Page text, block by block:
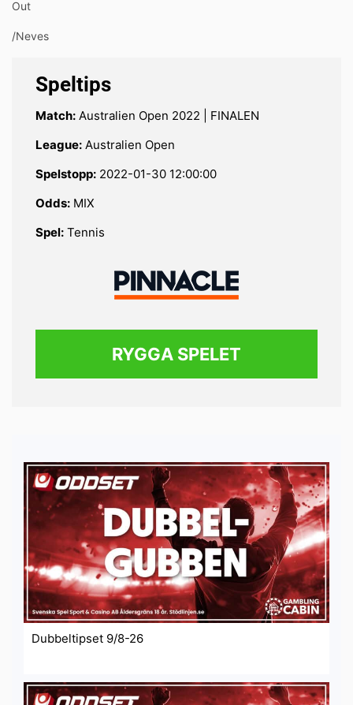
Speltips
Match: Australien Open 2022 | FINALEN
League: Australien Open
Spelstopp: 2022-01-30 12:00:00
Odds: MIX
Spel: Tennis
RYGGA SPELET
Out
/Neves
Dubbeltipset 9/8-26